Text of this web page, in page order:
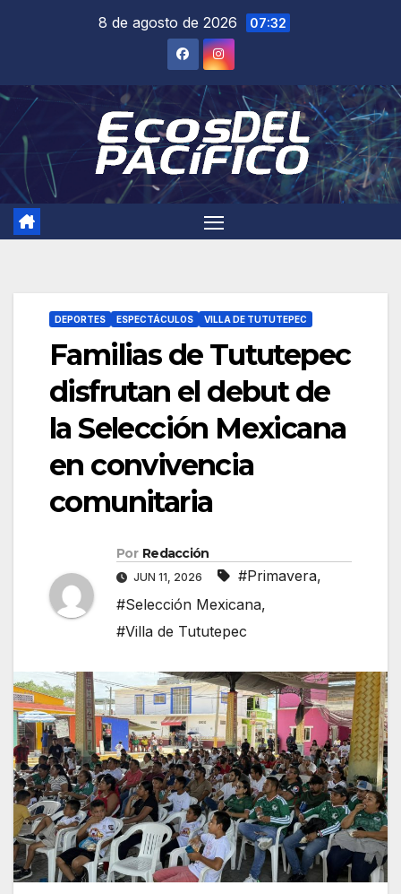
8 de agosto de 2026 07:32
DEPORTES ESPECTÁCULOS VILLA DE TUTUTEPEC
Familias de Tututepec
disfrutan el debut de
la Selección Mexicana
en convivencia
comunitaria
Por Redacción
JUN 11, 2026 #Primavera,
#Selección Mexicana,
#Villa de Tututepec